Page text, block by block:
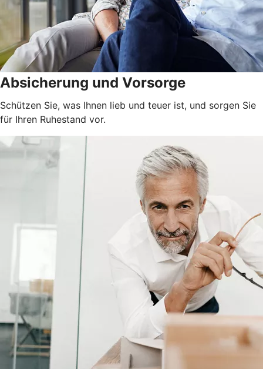
Absicherung und Vorsorge
Schützen Sie, was Ihnen lieb und teuer ist, und sorgen Sie
für Ihren Ruhestand vor.